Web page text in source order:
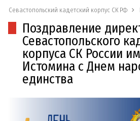
Севастопольский кадетский корпус СК РФ
Поздравление
Севастопольского
корпуса СК России
Истомина с Днем
единства